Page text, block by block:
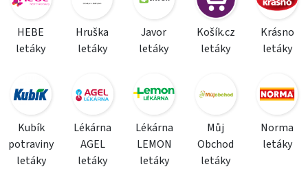
HEBE
letáky
Hruška
letáky
Javor
letáky
Košík.cz
letáky
Krásno
letáky
Kubík
potraviny
letáky
Lékárna
AGEL
letáky
Lékárna
LEMON
letáky
Můj
Obchod
letáky
Norma
letáky